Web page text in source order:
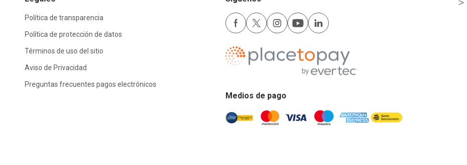
Política de transparencia
Política de protección de datos
Términos de uso del sitio
Aviso de Privacidad
Preguntas frecuentes pagos electrónicos
Medios de pago